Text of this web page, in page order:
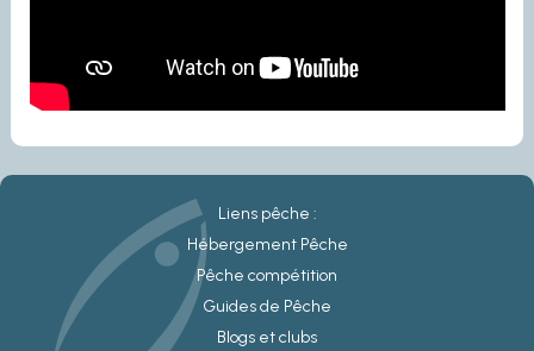
Liens pêche :
Hébergement Pêche
Pêche compétition
Guides de Pêche
Blogs et clubs